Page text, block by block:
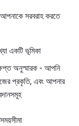
সরবরাহ করতে
একটি ভূমিকা
অনুস্মারক - আপনি
প্রকৃতি, এবং আপনার